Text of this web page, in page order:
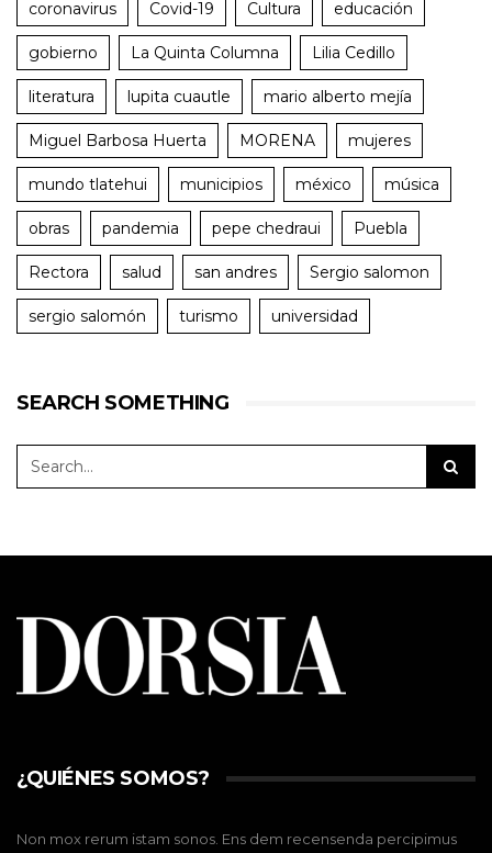
coronavirus Covid-19 Cultura educación
gobierno La Quinta Columna Lilia Cedillo
literatura lupita cuautle mario alberto mejía
Miguel Barbosa Huerta MORENA mujeres
mundo tlatehui municipios méxico música
obras pandemia pepe chedraui Puebla
Rectora salud san andres Sergio salomon
sergio salomón turismo universidad
SEARCH SOMETHING
¿QUIÉNES SOMOS?
Non mox rerum istam sonos. Ens dem recensenda percipimus